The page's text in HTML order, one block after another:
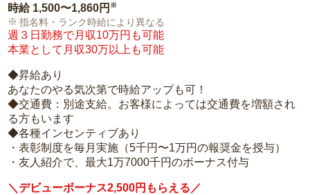
時給 1,500〜1,860円 ※
指名料・ランク時給により異なる
週３日勤務で月収10万円も可能
本業として月収30万以上も可能
◆昇給あり
あなたのやる気次第で時給アップも可！
◆交通費：別途支給。お客様によっては交通費を増額され
る方もいます
◆各種インセンティブあり
・表彰制度を毎月実施（5千円〜1万円の報奨金を授与）
・友人紹介で、最大1万7000千円のボーナス付与
＼デビューボーナス2,500円もらえる／